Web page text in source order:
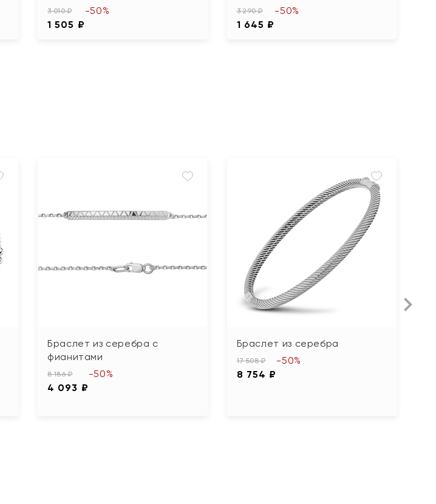
3 010 ₽
1 505 ₽
-50% 3 290 ₽
1 645 ₽
-50%
Браслет из серебра с
фианитами
8 186 ₽
4 093 ₽
-50%
Браслет из серебра
17 508 ₽
8 754 ₽
-50%